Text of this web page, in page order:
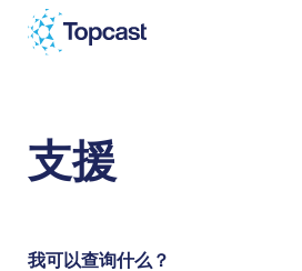
支援
支援
我可以查询什么？